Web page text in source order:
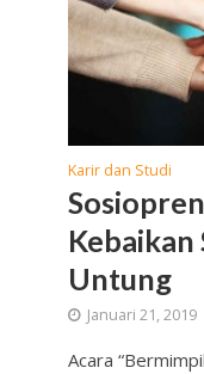
Karir dan Studi
Kebaikan
Untung
Januari 21, 2019
Acara